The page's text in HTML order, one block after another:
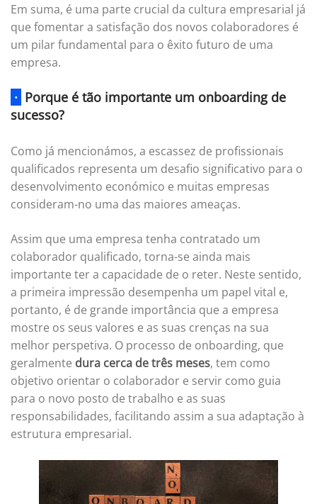
Em suma, é uma parte crucial da cultura empresarial já
que fomentar a satisfação dos novos colaboradores é
um pilar fundamental para o êxito futuro de uma
empresa.
· Porque é tão importante um onboarding de
sucesso?
Como já mencionámos, a escassez de profissionais
qualificados representa um desafio significativo para o
desenvolvimento económico e muitas empresas
consideram-no uma das maiores ameaças.
Assim que uma empresa tenha contratado um
colaborador qualificado, torna-se ainda mais
importante ter a capacidade de o reter. Neste sentido,
a primeira impressão desempenha um papel vital e,
portanto, é de grande importância que a empresa
mostre os seus valores e as suas crenças na sua
melhor perspetiva. O processo de onboarding, que
geralmente dura cerca de três meses, tem como
objetivo orientar o colaborador e servir como guia
para o novo posto de trabalho e as suas
responsabilidades, facilitando assim a sua adaptação à
estrutura empresarial.